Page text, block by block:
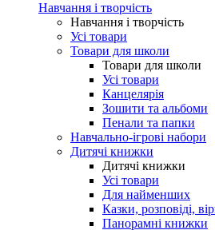
Навчання і творчість
Навчання і творчість
Усі товари
Товари для школи
Товари для школи
Усі товари
Канцелярія
Зошити та альбоми
Пенали та папки
Навчально-ігрові набори
Дитячі книжки
Дитячі книжки
Усі товари
Для найменших
Казки, розповіді,
Панорамні книжки